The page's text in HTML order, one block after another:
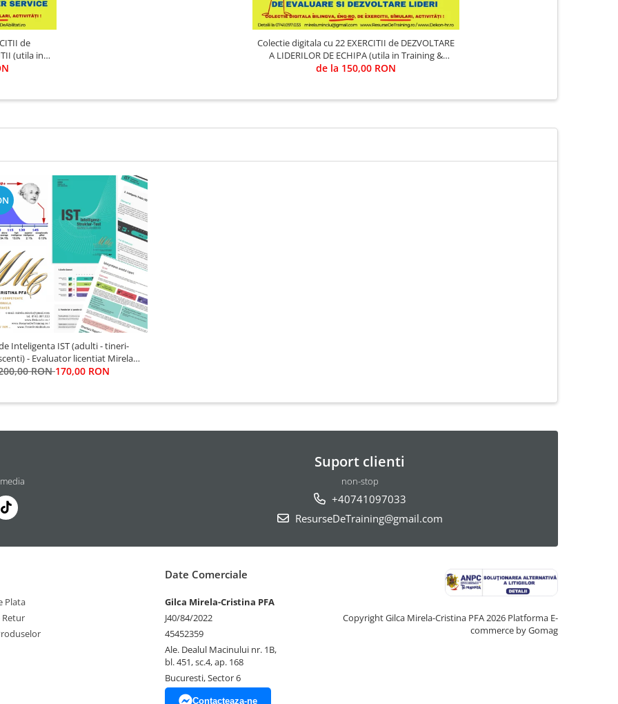
de
(utila in
Colectie digitala cu 22 EXERCITII de DEZVOLTARE
A LIDERILOR DE ECHIPA (utila in Training &
Evaluare)
de la 150,00 RON
Inteligenta IST (adulti - tineri-
- Evaluator licentiat Mirela
Minciu (Gîlcă)
RON170,00 RON
Suport clienti
non-stop
+40741097033
ResurseDeTraining@gmail.com
Plata
Retur
Date Comerciale
Gilca Mirela-Cristina PFA
J40/84/2022
45452359
Ale. Dealul Macinului nr. 1B,
bl. 451, sc.4, ap. 168
Bucuresti, Sector 6
Contacteaza-ne
Copyright Gilca Mirela-Cristina PFA 2026 Platforma E-
commerce by Gomag